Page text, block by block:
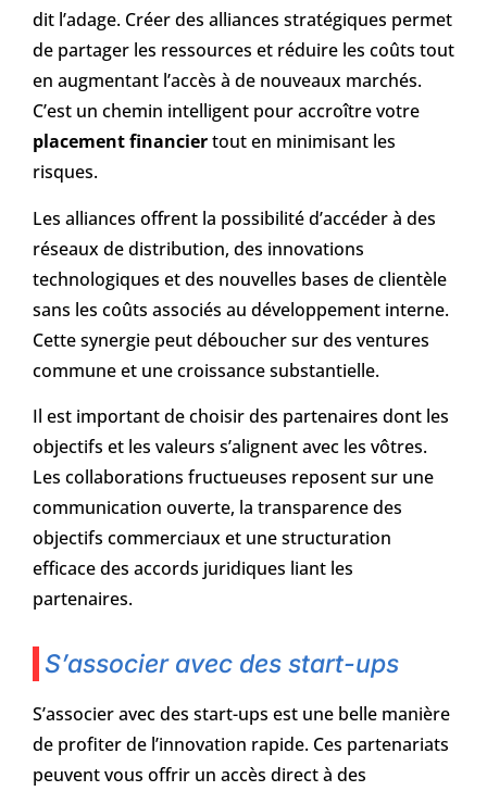
dit l’adage. Créer des alliances stratégiques permet
de partager les ressources et réduire les coûts tout
en augmentant l’accès à de nouveaux marchés.
C’est un chemin intelligent pour accroître votre
placement financiertout en minimisant les
risques.
Les alliances offrent la possibilité d’accéder à des
réseaux de distribution, des innovations
technologiques et des nouvelles bases de clientèle
sans les coûts associés au développement interne.
Cette synergie peut déboucher sur des ventures
commune et une croissance substantielle.
Il est important de choisir des partenaires dont les
objectifs et les valeurs s’alignent avec les vôtres.
Les collaborations fructueuses reposent sur une
communication ouverte, la transparence des
objectifs commerciaux et une structuration
efficace des accords juridiques liant les
partenaires.
S’associer avec des start-ups
S’associer avec des start-ups est une belle manière
de profiter de l’innovation rapide. Ces partenariats
peuvent vous offrir un accès direct à des